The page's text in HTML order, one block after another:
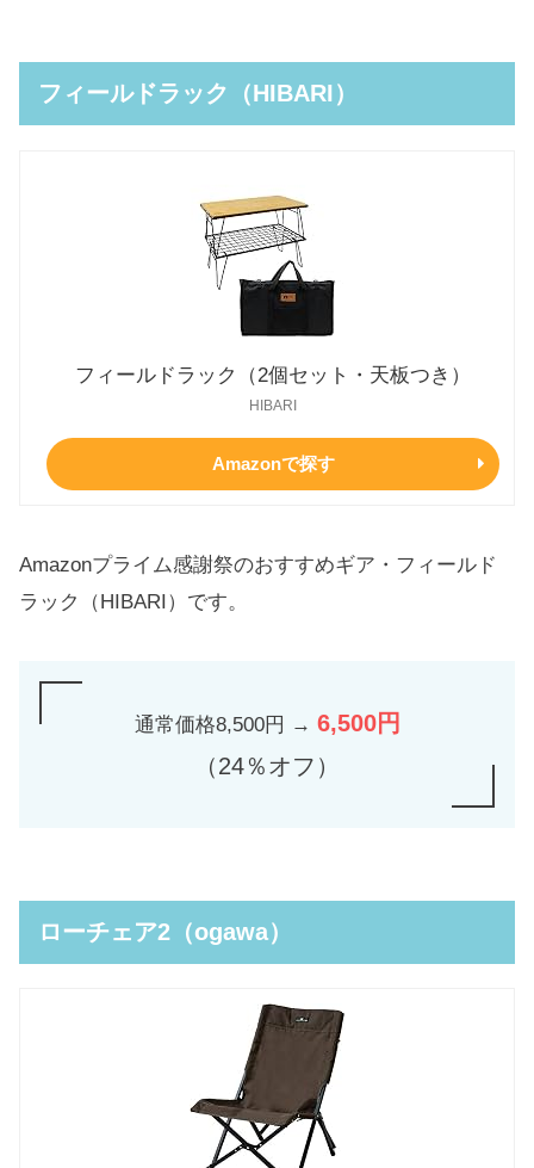
フィールドラック（HIBARI）
フィールドラック（2個セット・天板つき）
HIBARI
Amazonで探す
Amazonプライム感謝祭のおすすめギア・フィールド
ラック（HIBARI）です。
通常価格8,500円 → 6,500円
（24％オフ）
ローチェア2（ogawa）